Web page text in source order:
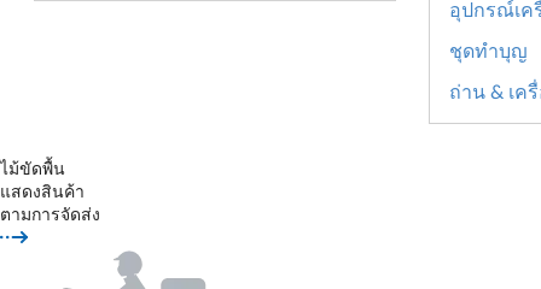
อุปกรณ์เค
ชุดทำบุญ
ถ่าน & เค
ไม้ขัดพื้น
แสดงสินค้า
ตามการจัดส่ง